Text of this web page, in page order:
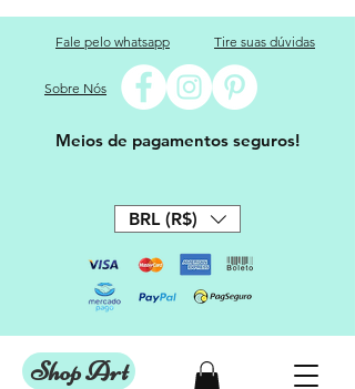
Fale pelo whatsapp Tire suas dúvidas
Sobre Nós
Meios de pagamentos seguros!
BRL (R$)
Shop Art